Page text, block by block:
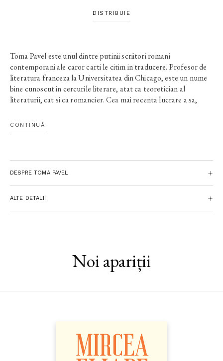
DISTRIBUIE
Toma Pavel este unul dintre putinii scriitori romani
contemporani ale caror carti le citim in traducere. Profesor de
literatura franceza la Universitatea din Chicago, este un nume
bine cunoscut in cercurile literare, atat ca teoretician al
literaturii, cat si ca romancier. Cea mai recenta lucrare a sa,
prestigioasa editura Gallimard, este o istorie a romanului
occidental Ea analizeaza gandirea care a facut posibila aparitia
romanuluipune fata in fata universul fictional si cel
uman.traducere deMihaela Mancas
CONTINUĂ
DESPRE TOMA PAVEL
ALTE DETALII
Noi apariții